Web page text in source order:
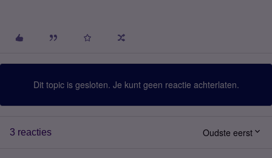
Dit topic is gesloten. Je kunt geen reactie achterlaten.
3 reacties Oudste eerst